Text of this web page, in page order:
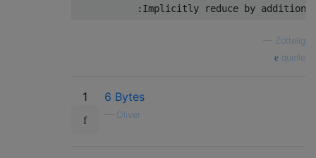
Zottelig
quelle
1 6 Bytes
Oliver